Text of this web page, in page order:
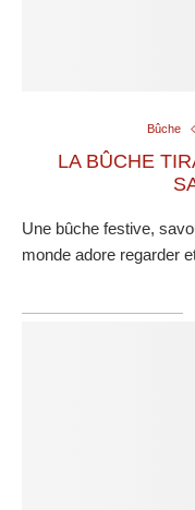
Bûche
LA BÛCHE
Une bûche festive,
monde adore regarder